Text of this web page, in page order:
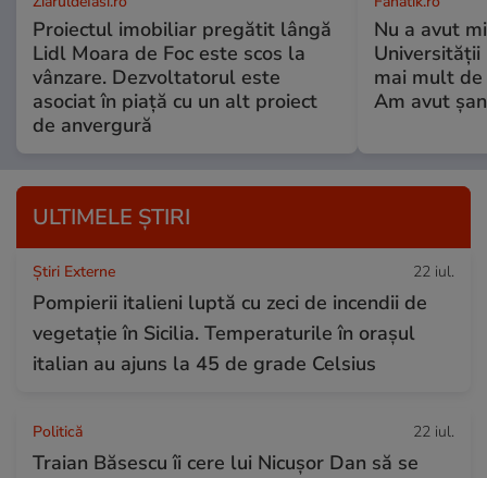
Proiectul imobiliar pregătit lângă
Lidl Moara de Foc este scos la
vânzare. Dezvoltatorul este
asociat în piață cu un alt proiect
de anvergură
Nu a avut
Universității
mai mult
Am avut
ULTIMELE ȘTIRI
Știri Externe 22 iul.
Pompierii italieni luptă cu zeci de incendii de
vegetație în Sicilia. Temperaturile în orașul
italian au ajuns la 45 de grade Celsius
Politică 22 iul.
Traian Băsescu îi cere lui Nicușor Dan să se